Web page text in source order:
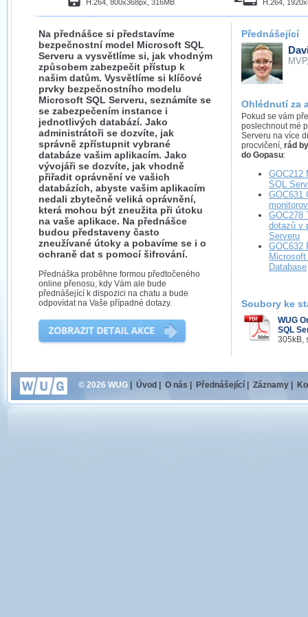
H.264, 800x368px, 316MB H.264,
Na přednášce si představíme
bezpečnostní model Microsoft SQL
Serveru a vysvětlíme si, jak vhodným
způsobem zabezpečit přístup k
našim datům. Vysvětlíme si klíčové
prvky bezpečnostního modelu
Microsoft SQL Serveru, seznámíte se
se zabezpečením instance i
jednotlivých databází. Jako
administrátoři se dozvíte, jak
správně zpřístupnit vybrané
databáze vašim aplikacím. Jako
vývojáři se dozvíte, jak vhodně
přiřadit oprávnění ve vašich
databázích, abyste vašim aplikacím
nedali zbytečně veliká oprávnění,
která mohou být zneužita při útoku
na vaše aplikace. Na přednášce
budou představeny často
zneužívané útoky a pobavíme se i o
ochraně dat s pomocí šifrování.
Přednáška proběhne formou předtočeného
online přenosu, kdy Vám ale bude
přednášející k dispozici na chatu a bude
odpovídat na Vaše případné dotazy.
Přednášející
Ohlédnutí za
Pokud se vám
poslechnout mé
Serveru na více
procvičení, rád
do Gopasu:
GOC212
SQL
GOC631
GOC278
dotazů v
Serveru
GOC632
Database
Soubory ke
WUG
SQL
305kB,
© 2026 WUG | Úvod | O nás | Přednášející | Záznamy |